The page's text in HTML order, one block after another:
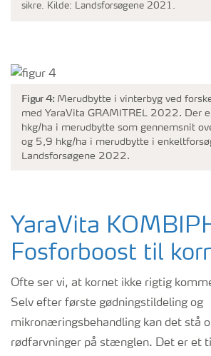
sikre. Kilde: Landsforsøgene 2021.
Figur 4: Merudbytte i vinterbyg ved
med YaraVita GRAMITREL 2022. Der
hkg/ha i merudbytte som gennemsnit
og 5,9 hkg/ha i merudbytte i
Landsforsøgene 2022.
YaraVita
Fosforboost til
Ofte ser vi, at kornet ikke rigtig
Selv efter første gødningstildeling og
mikronæringsbehandling kan det stå
rødfarvninger på stænglen. Det er et